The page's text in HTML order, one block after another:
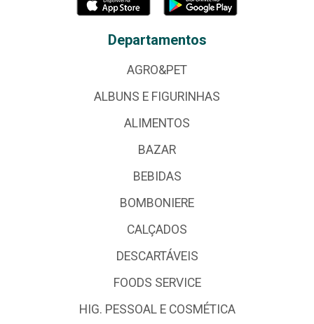
Departamentos
AGRO&PET
ALBUNS E FIGURINHAS
ALIMENTOS
BAZAR
BEBIDAS
BOMBONIERE
CALÇADOS
DESCARTÁVEIS
FOODS SERVICE
HIG. PESSOAL E COSMÉTICA